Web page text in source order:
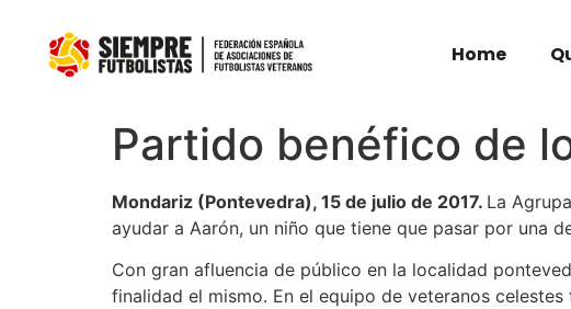
Home
Partido benéfico de
Mondariz (Pontevedra), 15 de julio de 2017. La
ayudar a Aarón, un niño que tiene que pasar por una
Con gran afluencia de público en la localidad
finalidad el mismo. En el equipo de veteranos